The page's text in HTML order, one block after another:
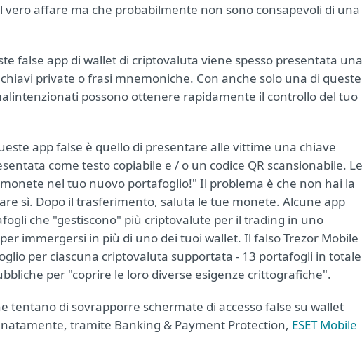
affare ma che probabilmente non sono consapevoli di una
false app di wallet di criptovaluta viene spesso presentata una
private o frasi mnemoniche. Con anche solo una di queste
possono ottenere rapidamente il controllo del tuo
app false è quello di presentare alle vittime una chiave
come testo copiabile e / o un codice QR scansionabile. Le
nel tuo nuovo portafoglio!" Il problema è che non hai la
sì. Dopo il trasferimento, saluta le tue monete. Alcune app
che "gestiscono" più criptovalute per il trading in uno
immergersi in più di uno dei tuoi wallet. Il falso Trezor Mobile
per ciascuna criptovaluta supportata - 13 portafogli in
per "coprire le loro diverse esigenze crittografiche".
tentano di sovrapporre schermate di accesso false su wallet
tramite Banking & Payment Protection, ESET Mobile